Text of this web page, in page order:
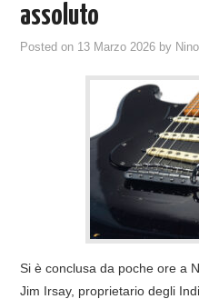
assoluto
Posted on 13 Marzo 2026 by
Si è conclusa da poche ore a
Jim Irsay, proprietario degli